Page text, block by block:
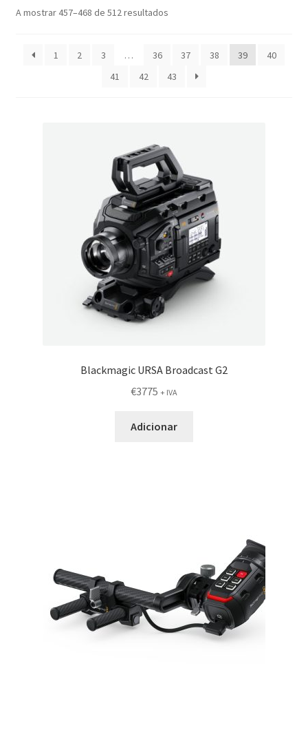
A mostrar 457–468 de 512 resultados
1 2 3 … 36 37 38 39
40
41
42 43
Blackmagic URSA Broadcast G2
€3775 + IVA
Adicionar